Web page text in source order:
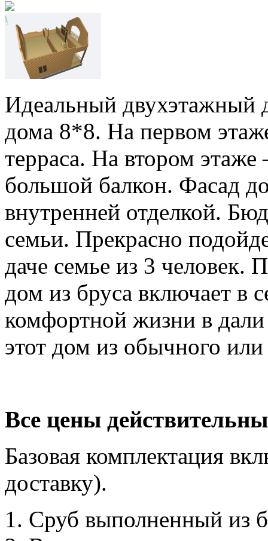
Идеальный двухэтажный
дома 8*8. На первом
терраса. На втором этаже
большой балкон. Фасад
внутренней отделкой.
семьи. Прекрасно
даче семье из 3 человек.
дом из бруса включает в
комфортной жизни в дали
этот дом из обычного
Все цены
Базовая комплектация
доставку).
Сруб выполненный из